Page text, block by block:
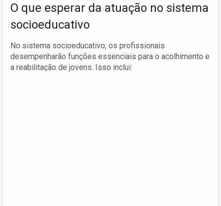
O que esperar da atuação no sistema
socioeducativo
No sistema socioeducativo, os profissionais
desempenharão funções essenciais para o acolhimento e
a reabilitação de jovens. Isso inclui: